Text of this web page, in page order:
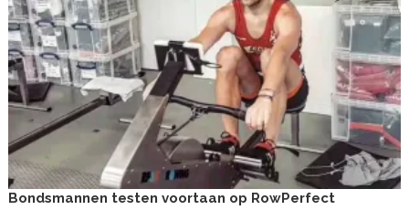
Bondsmannen testen voortaan op RowPerfect